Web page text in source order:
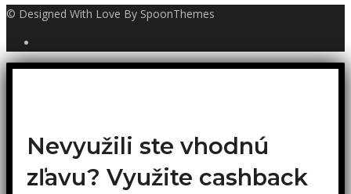
© Designed With Love By SpoonThemes
Nevyužili ste vhodnú
zľavu? Využite cashback